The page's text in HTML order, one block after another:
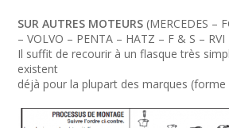
SUR AUTRES MOTEURS (MERCEDES –
– VOLVO – PENTA – HATZ – F & S –
Il suffit de recourir à un flasque très
existent
déjà pour la plupart des marques (forme